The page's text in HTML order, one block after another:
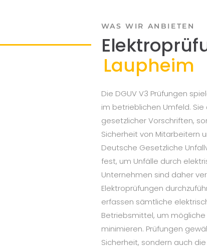
WAS WIR ANBIETEN
Laupheim
Die DGUV V3 Prüfungen
im betrieblichen Umfeld.
gesetzlicher Vorschriften,
Sicherheit von Mitarbeitern
Deutsche Gesetzliche
fest, um Unfälle durch
Unternehmen sind daher
Elektroprüfungen
erfassen sämtliche
Betriebsmittel, um mögliche
minimieren. Prüfungen
Sicherheit, sondern auch